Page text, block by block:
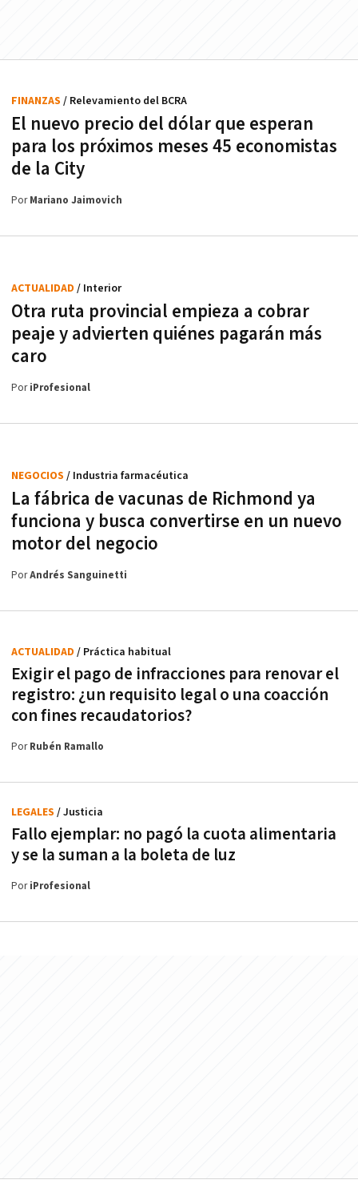
El nuevo precio del dólar que esperan
para los próximos meses 45 economistas
de la City
FINANZAS / Relevamiento del BCRA
PorMariano Jaimovich
Otra ruta provincial empieza a cobrar
peaje y advierten quiénes pagarán más
caro
ACTUALIDAD / Interior
PoriProfesional
La fábrica de vacunas de Richmond ya
funciona y busca convertirse en un nuevo
motor del negocio
NEGOCIOS / Industria farmacéutica
PorAndrés Sanguinetti
Exigir el pago de infracciones para renovar el
registro: ¿un requisito legal o una coacción
con fines recaudatorios?
ACTUALIDAD / Práctica habitual
PorRubén Ramallo
Fallo ejemplar: no pagó la cuota alimentaria
y se la suman a la boleta de luz
LEGALES / Justicia
PoriProfesional